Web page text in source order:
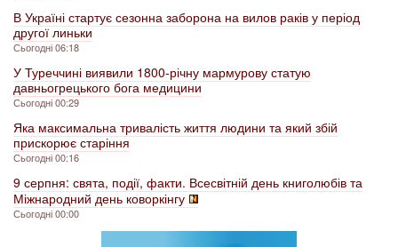
В Україні стартує сезонна заборона на вилов раків у період
другої линьки
Сьогодні 06:18
У Туреччині виявили 1800-річну мармурову статую
давньогрецького бога медицини
Сьогодні 00:29
Яка максимальна тривалість життя людини та який збій
прискорює старіння
Сьогодні 00:16
9 серпня: свята, події, факти. Всесвітній день книголюбів та
Міжнародний день коворкінгу
Сьогодні 00:00